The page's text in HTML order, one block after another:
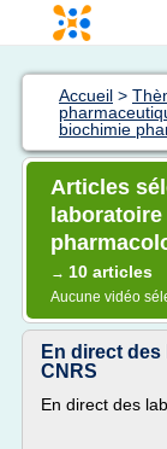
Accueil >
biochimie
Articles
→ 10 articles
Aucune vidéo
En direct
CNRS
En direct des